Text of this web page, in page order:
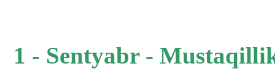
1 - Sentyabr -